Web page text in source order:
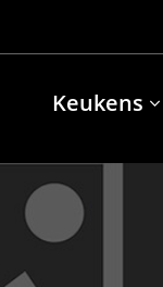
Keukens